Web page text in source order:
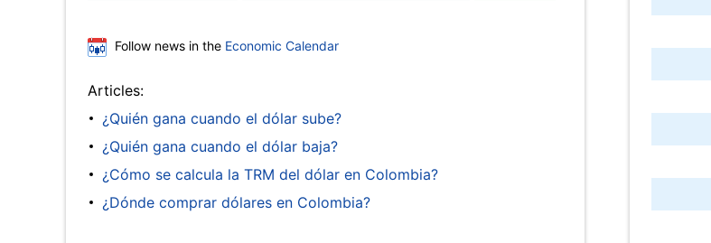
Follow news in the Economic Calendar
Articles:
¿Quién gana cuando el dólar sube?
¿Quién gana cuando el dólar baja?
¿Cómo se calcula la TRM del dólar en Colombia?
¿Dónde comprar dólares en Colombia?